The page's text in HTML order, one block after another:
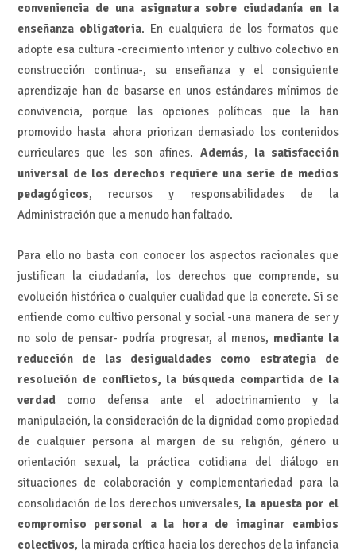
conveniencia de una asignatura sobre ciudadanía en la
enseñanza obligatoria. En cualquiera de los formatos que
adopte esa cultura -crecimiento interior y cultivo colectivo en
construcción continua-, su enseñanza y el consiguiente
aprendizaje han de basarse en unos estándares mínimos de
convivencia, porque las opciones políticas que la han
promovido hasta ahora priorizan demasiado los contenidos
curriculares que les son afines. Además, la satisfacción
universal de los derechos requiere una serie de medios
pedagógicos, recursos y responsabilidades de la
Administración que a menudo han faltado.
Para ello no basta con conocer los aspectos racionales que
justifican la ciudadanía, los derechos que comprende, su
evolución histórica o cualquier cualidad que la concrete. Si se
entiende como cultivo personal y social -una manera de ser y
no solo de pensar- podría progresar, al menos, mediante la
reducción de las desigualdades como estrategia de
resolución de conflictos, la búsqueda compartida de la
verdadcomo defensa ante el adoctrinamiento y la
manipulación, la consideración de la dignidad como propiedad
de cualquier persona al margen de su religión, género u
orientación sexual, la práctica cotidiana del diálogo en
situaciones de colaboración y complementariedad para la
consolidación de los derechos universales, la apuesta por el
compromiso personal a la hora de imaginar cambios
colectivos, la mirada crítica hacia los derechos de la infancia